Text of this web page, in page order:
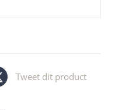
Tweet dit product